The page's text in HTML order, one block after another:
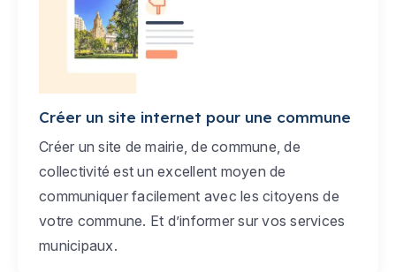
Créer un site internet pour une commune
Créer un site de mairie, de commune, de
collectivité est un excellent moyen de
communiquer facilement avec les citoyens de
votre commune. Et d’informer sur vos services
municipaux.